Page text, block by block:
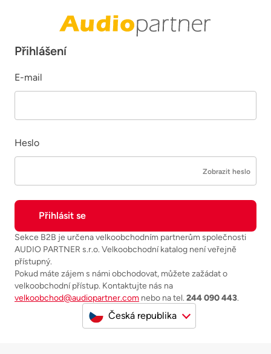
Přihlášení
E-mail
Heslo
Zobrazit heslo
Sekce B2B je určena velkoobchodním partnerům společnosti
AUDIO PARTNER s.r.o. Velkoobchodní katalog není veřejně
přístupný.
Pokud máte zájem s námi obchodovat, můžete zažádat o
velkoobchodní přístup. Kontaktujte nás na
velkoobchod@audiopartner.com nebo na tel. 244 090 443.
Česká republika